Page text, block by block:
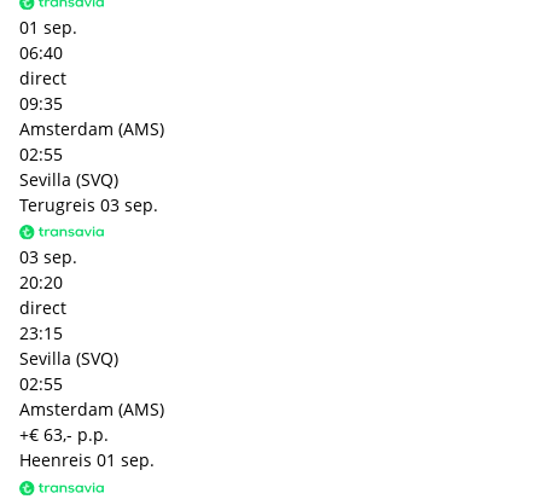
01 sep.
06:40
direct
09:35
Amsterdam (AMS)
02:55
Sevilla (SVQ)
Terugreis 03 sep.
03 sep.
20:20
direct
23:15
Sevilla (SVQ)
02:55
Amsterdam (AMS)
+€ 63,- p.p.
Heenreis 01 sep.